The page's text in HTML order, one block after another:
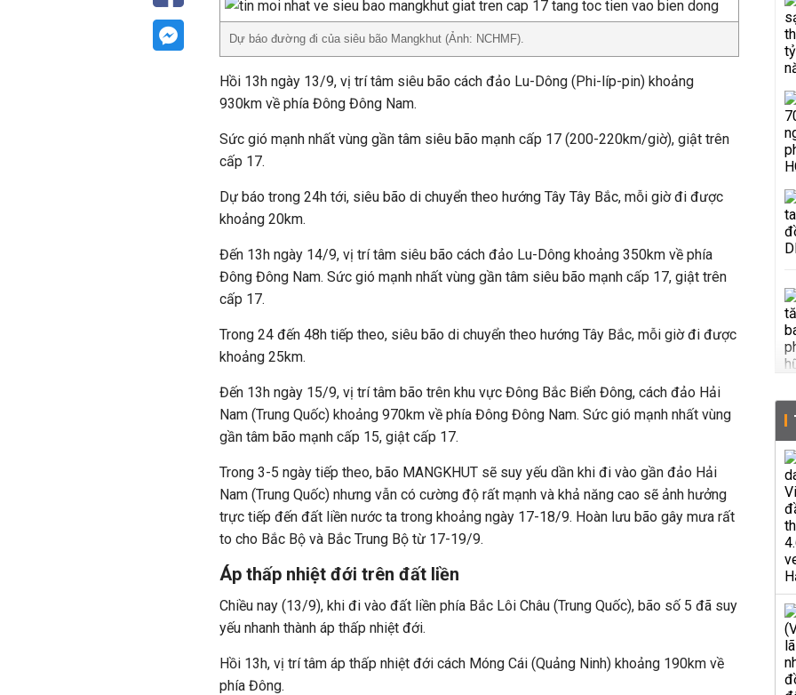
Dự báo đường đi của siêu bão Mangkhut (Ảnh: NCHMF).
Hồi 13h ngày 13/9, vị trí tâm siêu bão cách đảo Lu-Dông (Phi-líp-pin) khoảng
930km về phía Đông Đông Nam.
Sức gió mạnh nhất vùng gần tâm siêu bão mạnh cấp 17 (200-220km/giờ), giật trên
cấp 17.
Dự báo trong 24h tới, siêu bão di chuyển theo hướng Tây Tây Bắc, mỗi giờ đi được
khoảng 20km.
Đến 13h ngày 14/9, vị trí tâm siêu bão cách đảo Lu-Dông khoảng 350km về phía
Đông Đông Nam. Sức gió mạnh nhất vùng gần tâm siêu bão mạnh cấp 17, giật trên
cấp 17.
Trong 24 đến 48h tiếp theo, siêu bão di chuyển theo hướng Tây Bắc, mỗi giờ đi được
khoảng 25km.
Đến 13h ngày 15/9, vị trí tâm bão trên khu vực Đông Bắc Biển Đông, cách đảo Hải
Nam (Trung Quốc) khoảng 970km về phía Đông Đông Nam. Sức gió mạnh nhất vùng
gần tâm bão mạnh cấp 15, giật cấp 17.
Trong 3-5 ngày tiếp theo, bão MANGKHUT sẽ suy yếu dần khi đi vào gần đảo Hải
Nam (Trung Quốc) nhưng vẫn có cường độ rất mạnh và khả năng cao sẽ ảnh hưởng
trực tiếp đến đất liền nước ta trong khoảng ngày 17-18/9. Hoàn lưu bão gây mưa rất
to cho Bắc Bộ và Bắc Trung Bộ từ 17-19/9.
Áp thấp nhiệt đới trên đất liền
Chiều nay (13/9), khi đi vào đất liền phía Bắc Lôi Châu (Trung Quốc), bão số 5 đã suy
yếu nhanh thành áp thấp nhiệt đới.
Hồi 13h, vị trí tâm áp thấp nhiệt đới cách Móng Cái (Quảng Ninh) khoảng 190km về
phía Đông.